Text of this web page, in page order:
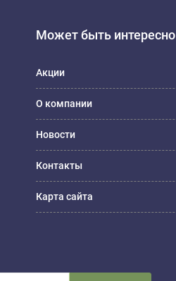
Может быть интересно
Акции
О компании
Новости
Контакты
Карта сайта